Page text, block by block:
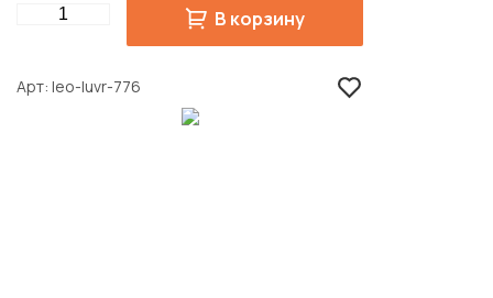
Quantity В корзину
Арт leo-luvr-776